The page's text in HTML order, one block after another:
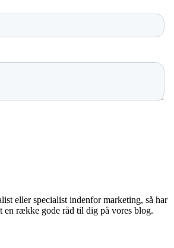
eller specialist indenfor marketing, så har
en række gode råd til dig på vores blog.